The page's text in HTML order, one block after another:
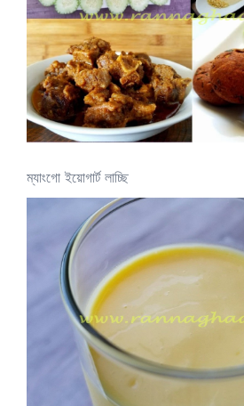
ম্যাংগো ইয়োগার্ট লাচ্ছি